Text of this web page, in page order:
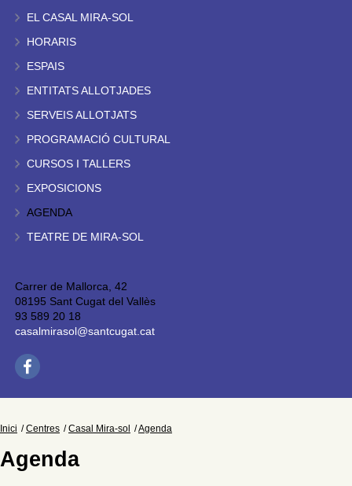
EL CASAL MIRA-SOL
HORARIS
ESPAIS
ENTITATS ALLOTJADES
SERVEIS ALLOTJATS
PROGRAMACIÓ CULTURAL
CURSOS I TALLERS
EXPOSICIONS
AGENDA
TEATRE DE MIRA-SOL
Carrer de Mallorca, 42
08195 Sant Cugat del Vallès
93 589 20 18
casalmirasol@santcugat.cat
Inici Centres Casal Mira-sol Agenda
Agenda